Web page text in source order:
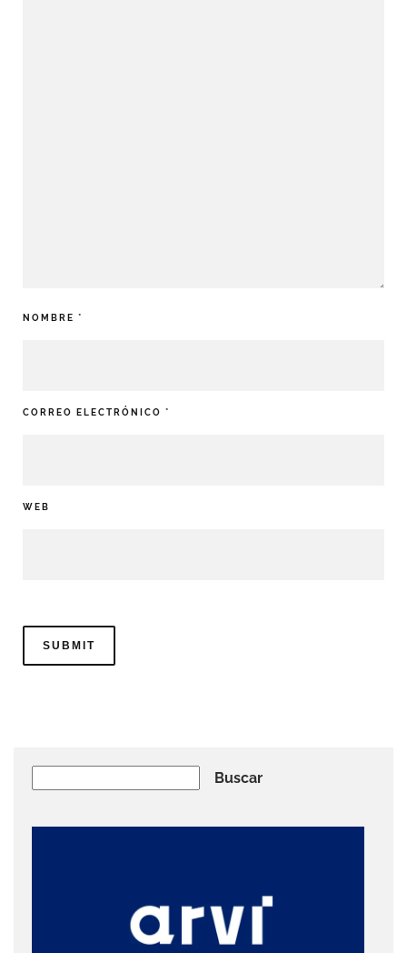
NOMBRE *
CORREO ELECTRÓNICO *
WEB
Buscar